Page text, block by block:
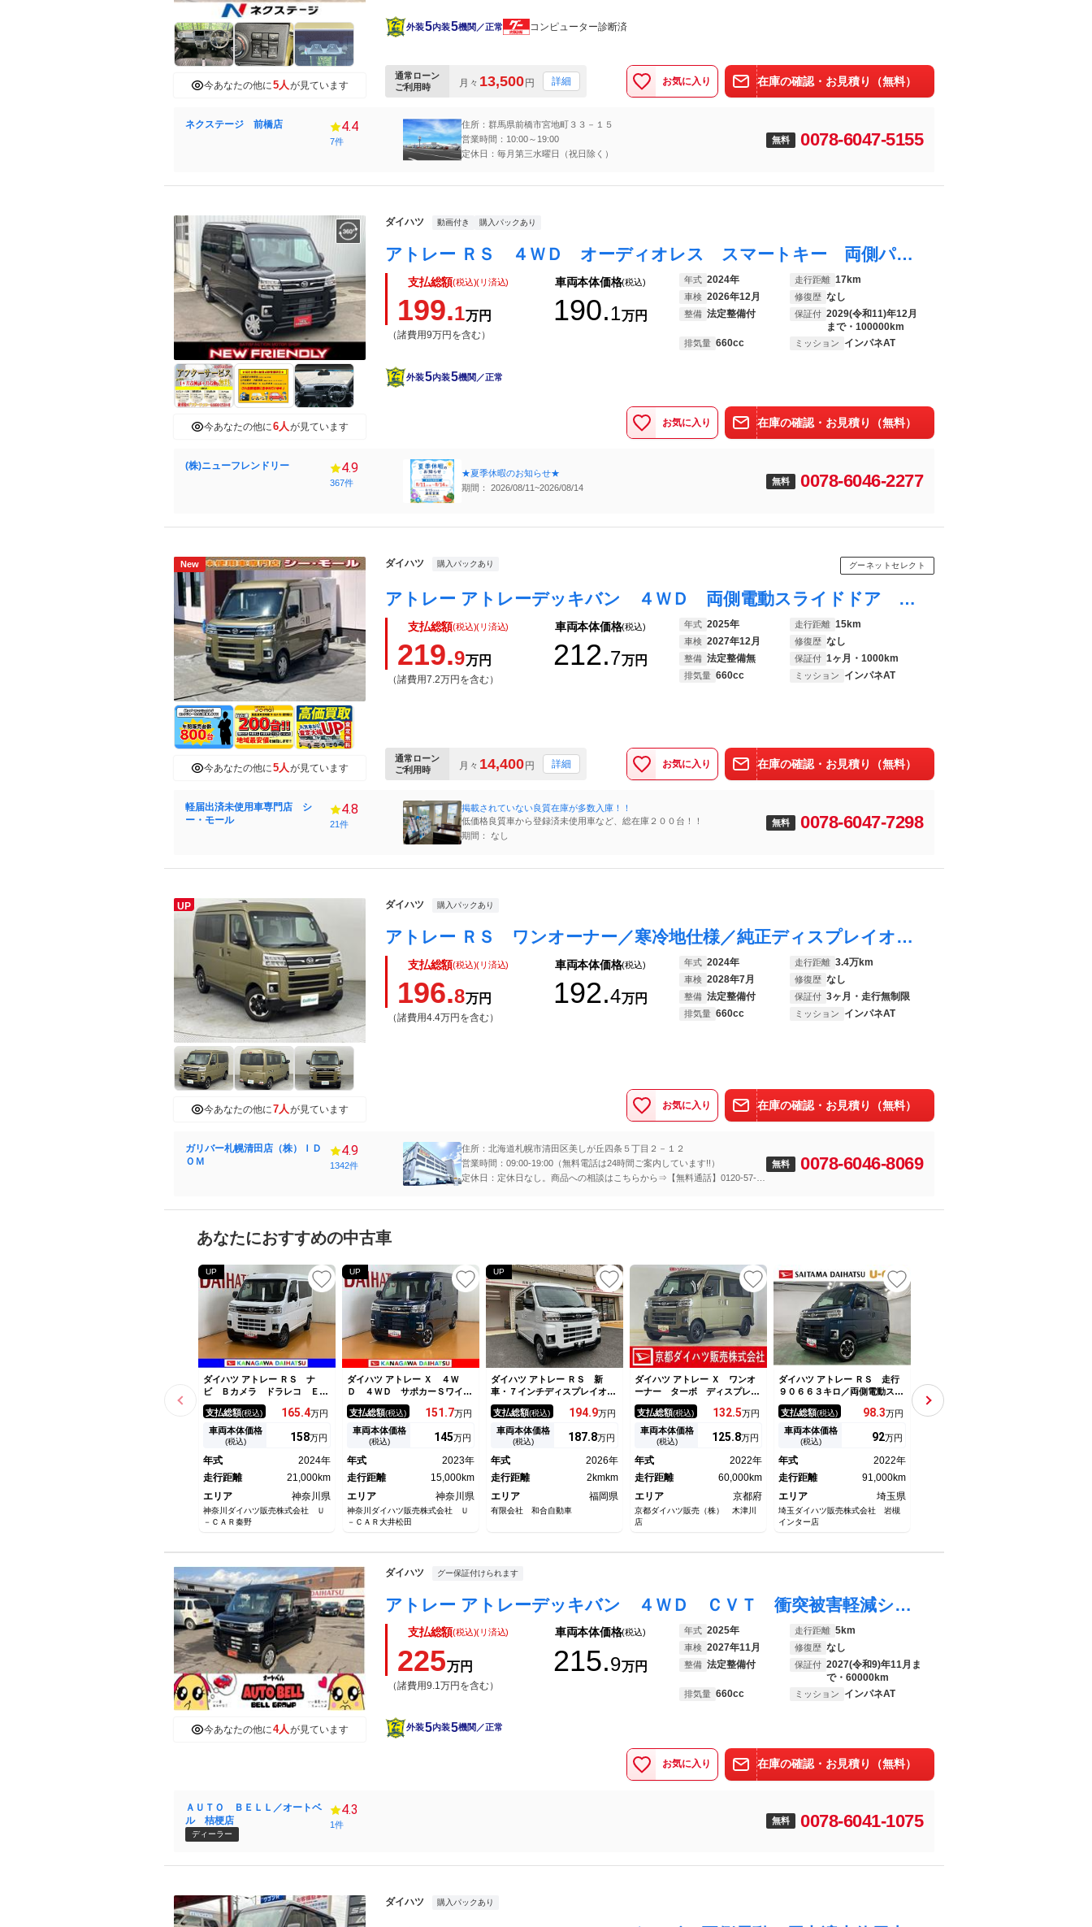
今あなたの他に5人が見ています
外装5内装5機関／正常 コンピューター診断済
通常ローン
ご利用時
月々 13,500円 詳細 お気に入り 在庫の確認・お見積り（無料）
ネクステージ 前橋店 4.4
7件
住所：群馬県前橋市宮地町３３－１５
営業時間：10:00～19:00
定休日：毎月第三水曜日（祝日除く）
無料 0078-6047-5155
今あなたの他に6人が見ています
ダイハツ 動画付き 購入パックあり
アトレー ＲＳ ４ＷＤ オーディオレス スマートキー 両側パワスラ スマアシ クルーズコントロール シートヒーター ＬＥＤ フォグ オートライト アイドリングストップ クリアランスソナー 衝突軽減ブレーキ
支払総額(税込)(リ済込)
199.1万円
（諸費用9万円を含む）
車両本体価格(税込)
190.1万円
年式 2024年 走行距離 17km
車検 2026年12月 修復歴 なし
整備 法定整備付 保証付 2029(令和11)年12月
まで・100000km
排気量 660cc ミッション インパネAT
外装5内装5機関／正常
お気に入り 在庫の確認・お見積り（無料）
(株)ニューフレンドリー 4.9
367件
★夏季休暇のお知らせ★
期間： 2026/08/11~2026/08/14
無料 0078-6046-2277
New
今あなたの他に5人が見ています
ダイハツ 購入パックあり グーネットセレクト
アトレー アトレーデッキバン ４ＷＤ 両側電動スライドドア クリアランスソナー オートクルーズコントロール 衝突被害軽減システム オートライト ＬＥＤヘッドランプ スマートキー アイドリングストップ 電動格納ミラー ＣＶＴ
支払総額(税込)(リ済込)
219.9万円
（諸費用7.2万円を含む）
車両本体価格(税込)
212.7万円
年式 2025年 走行距離 15km
車検 2027年12月 修復歴 なし
整備 法定整備無 保証付 1ヶ月・1000km
排気量 660cc ミッション インパネAT
通常ローン
ご利用時
月々 14,400円 詳細 お気に入り 在庫の確認・お見積り（無料）
軽届出済未使用車専門店 シ
ー・モール
4.8
21件
掲載されていない良質在庫が多数入庫！！
低価格良質車から登録済未使用車など、総在庫２００台！！
期間： なし
無料 0078-6047-7298
UP
今あなたの他に7人が見ています
ダイハツ 購入パックあり
アトレー ＲＳ ワンオーナー／寒冷地仕様／純正ディスプレイオーディオ／バックカメラ／社外前後ドライブレコーダー／アダプティブクルーズコントロール／アイドリングストップ／パーキングアシスト／両側パワースライドドア
支払総額(税込)(リ済込)
196.8万円
（諸費用4.4万円を含む）
車両本体価格(税込)
192.4万円
年式 2024年 走行距離 3.4万km
車検 2028年7月 修復歴 なし
整備 法定整備付 保証付 3ヶ月・走行無制限
排気量 660cc ミッション インパネAT
お気に入り 在庫の確認・お見積り（無料）
ガリバー札幌清田店（株）ＩＤ
ＯＭ
4.9
1342件
住所：北海道札幌市清田区美しが丘四条５丁目２－１２
営業時間：09:00-19:00（無料電話は24時間ご案内しています!!）
定休日：定休日なし。商品への相談はこちらから⇒【無料通話】0120-57-
無料 0078-6046-8069
あなたにおすすめの中古車
UP
ダイハツ アトレー ＲＳ ナ
ビ Ｂカメラ ドラレコ ＥＴ
Ｃ キーフリー サポカーＳワ
イド適合 ドラレコ Ｂカメ
ラ 荷室アクセサリーソケッ
ト ディスプレイオーディオ
追従機能付ＡＣＣ Ｐスター
ト 両側オートスライドドア
支払総額(税込) 165.4万円
車両本体価格
(税込) 158万円
年式
2024年
走行距離
21,000km
エリア
神奈川県
神奈川ダイハツ販売株式会社 Ｕ
－ＣＡＲ秦野
UP
ダイハツ アトレー Ｘ ４Ｗ
Ｄ ４ＷＤ サポカーＳワイド
適合 エアコン ステアリング
スイッチ 両側スライドドア
リヤファン Ｐスタート コー
ナーセンサー アクセサリーソ
ー キーフリー
支払総額(税込) 151.7万円
車両本体価格
(税込) 145万円
年式
2023年
走行距離
15,000km
エリア
神奈川県
神奈川ダイハツ販売株式会社 Ｕ
－ＣＡＲ大井松田
UP
ダイハツ アトレー ＲＳ 新
車・７インチディスプレイオー
ディオ・バックモニター
支払総額(税込) 194.9万円
車両本体価格
(税込) 187.8万円
年式
2026年
走行距離
2kmkm
エリア
福岡県
有限会社 和合自動車
ダイハツ アトレー Ｘ ワンオ
ーナー ターボ ディスプレイ
オーディオ ドラレコ ワンオ
ーナー ターボ ９インチディ
スプレイオーディオ バックカ
メラ ドラレコ ＥＴＣ 前後
ックハイビーム ＵＳＢ接続
ＨＤＭＩ接続 横滑り防止装
支払総額(税込) 132.5万円
車両本体価格
(税込) 125.8万円
年式
2022年
走行距離
60,000km
エリア
京都府
京都ダイハツ販売（株） 木津川
店
ダイハツ アトレー ＲＳ 走行
９０６６３キロ／両側電動スラ
イドドア／ＬＥＤ １年保証距
離無制限 走行距離９０６６３
キロ 純正マット ＬＥＤヘッ
ドランプ アイドリングストッ
ッシュボタンスタート 電動格
納式ドアミラー
支払総額(税込) 98.3万円
車両本体価格
(税込) 92万円
年式
2022年
走行距離
91,000km
エリア
埼玉県
埼玉ダイハツ販売株式会社 岩槻
インター店
ｐｐｙ１ターボ／３年保証付／
オプション装着車／高出力オル
タネーター／エバスペッヒャー
支払総額
今あなたの他に4人 が見ています
ダイハツ グー保証付けられます
アトレー アトレーデッキバン ４ＷＤ ＣＶＴ 衝突被害軽減システム クリアランスソナー オートクルーズコントロール バックカメラ 両側電動スライドドア スマートキー アイドリングストップ オートライト ＥＳＣ エアコン
支払総額(税込)(リ済込)
225万円
（諸費用9.1万円を含む）
車両本体価格(税込)
215.9万円
年式 2025年 走行距離 5km
車検 2027年11月 修復歴 なし
整備 法定整備付 保証付 2027(令和9)年11月ま
で・60000km
排気量 660cc ミッション インパネAT
外装5内装5機関／正常
お気に入り 在庫の確認・お見積り（無料）
ＡＵＴＯ ＢＥＬＬ／オートベ
ル 桔梗店
ディーラー
4.3
1件 無料 0078-6041-1075
ダイハツ 購入パックあり